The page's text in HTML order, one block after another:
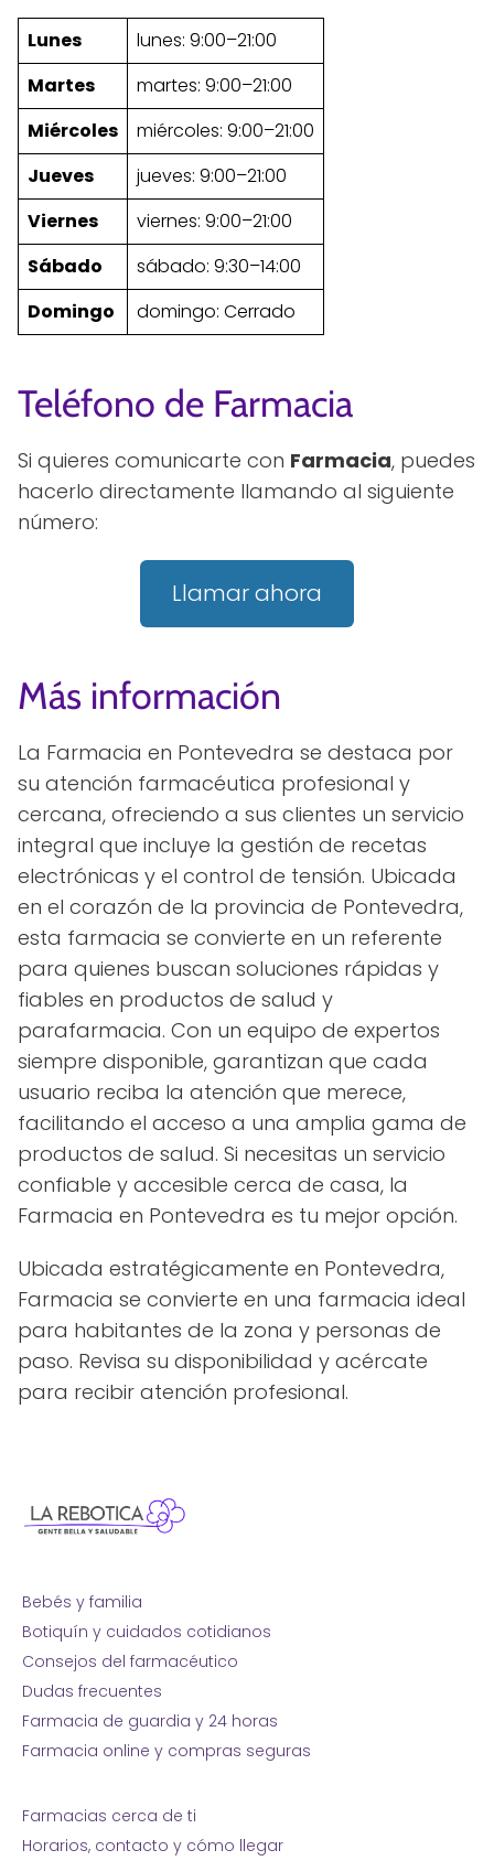
Lunes
lunes: 9:00–21:00
Martes
martes: 9:00–21:00
Miércoles
miércoles: 9:00–21:00
Jueves
jueves: 9:00–21:00
Viernes
viernes: 9:00–21:00
Sábado
sábado: 9:30–14:00
Domingo
domingo: Cerrado
Teléfono de Farmacia
Si quieres comunicarte con Farmacia, puedes
hacerlo directamente llamando al siguiente
número:
Llamar ahora
Más información
La Farmacia en Pontevedra se destaca por
su atención farmacéutica profesional y
cercana, ofreciendo a sus clientes un servicio
integral que incluye la gestión de recetas
electrónicas y el control de tensión. Ubicada
en el corazón de la provincia de Pontevedra,
esta farmacia se convierte en un referente
para quienes buscan soluciones rápidas y
fiables en productos de salud y
parafarmacia. Con un equipo de expertos
siempre disponible, garantizan que cada
usuario reciba la atención que merece,
facilitando el acceso a una amplia gama de
productos de salud. Si necesitas un servicio
confiable y accesible cerca de casa, la
Farmacia en Pontevedra es tu mejor opción.
Ubicada estratégicamente en Pontevedra,
Farmacia se convierte en una farmacia ideal
para habitantes de la zona y personas de
paso. Revisa su disponibilidad y acércate
para recibir atención profesional.
Bebés y familia
Botiquín y cuidados cotidianos
Consejos del farmacéutico
Dudas frecuentes
Farmacia de guardia y 24 horas
Farmacia online y compras seguras
Farmacias cerca de ti
Horarios, contacto y cómo llegar